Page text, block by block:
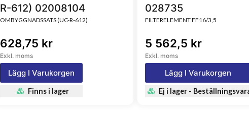
R-612) 02008104
OMBYGGNADSSATS (UC-R-612)
628,75 kr
Exkl. moms
Lägg I Varukorgen
Finns i lager
028735
FILTERELEMENT FF16/3,5
5 562,5 kr
Exkl. moms
Lägg I Varukorgen
Ej i lager -